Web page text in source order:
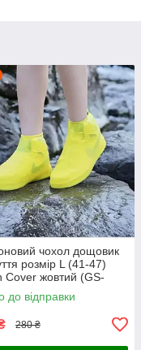
чохол дощовик
розмір L (41-47)
Cover жовтий (GS-
до відправки
280 ₴